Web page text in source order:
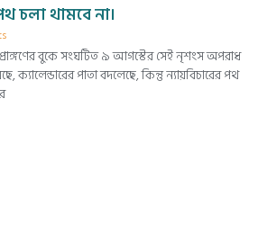
চলা থামবে না।
বুকে সংঘটিত ৯ আগস্টের সেই নৃশংস অপরাধ
ক্যালেন্ডারের পাতা বদলেছে, কিন্তু ন্যায়বিচারের পথ